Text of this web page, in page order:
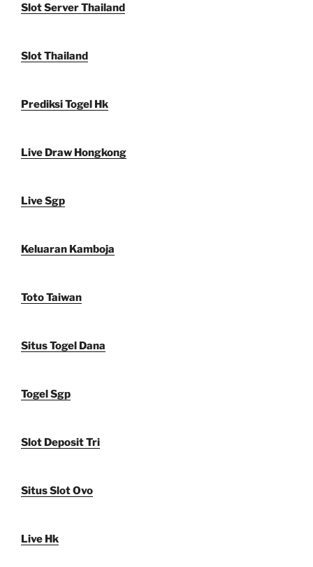
Slot Server Thailand
Slot Thailand
Prediksi Togel Hk
Live Draw Hongkong
Live Sgp
Keluaran Kamboja
Toto Taiwan
Situs Togel Dana
Togel Sgp
Slot Deposit Tri
Situs Slot Ovo
Live Hk